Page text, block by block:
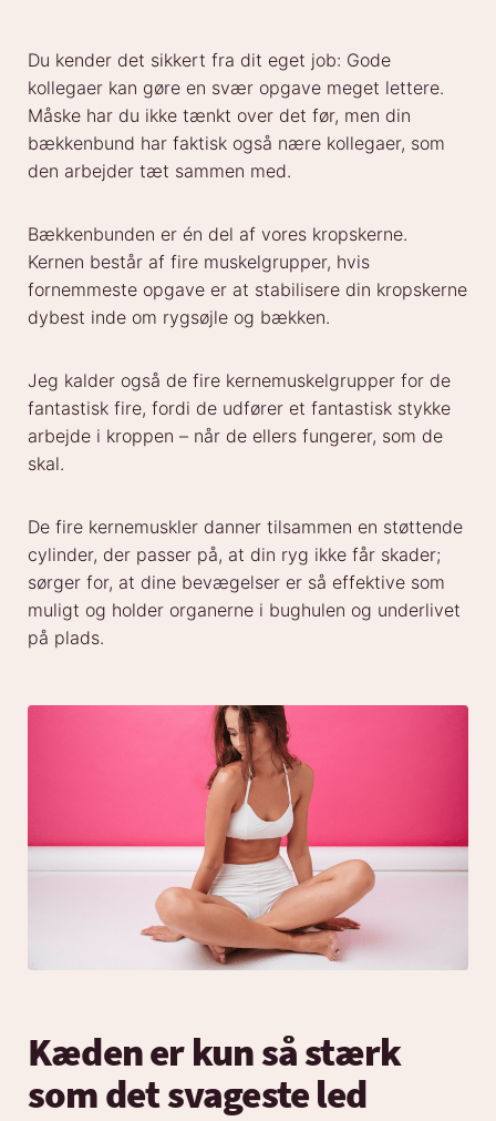
Du kender det sikkert fra dit eget job: Gode
kollegaer kan gøre en svær opgave meget lettere.
Måske har du ikke tænkt over det før, men din
bækkenbund har faktisk også nære kollegaer, som
den arbejder tæt sammen med.
Bækkenbunden er én del af vores kropskerne.
Kernen består af fire muskelgrupper, hvis
fornemmeste opgave er at stabilisere din kropskerne
dybest inde om rygsøjle og bækken.
Jeg kalder også de fire kernemuskelgrupper for de
fantastisk fire, fordi de udfører et fantastisk stykke
arbejde i kroppen – når de ellers fungerer, som de
skal.
De fire kernemuskler danner tilsammen en støttende
cylinder, der passer på, at din ryg ikke får skader;
sørger for, at dine bevægelser er så effektive som
muligt og holder organerne i bughulen og underlivet
på plads.
Kæden er kun så stærk
som det svageste led